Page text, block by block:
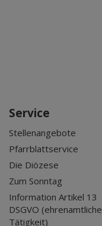
Service
Stellenangebote
Pfarrblattservice
Die Diözese
Zum Sonntag
Information Artikel 13
DSGVO (ehrenamtliche
Tätigkeit)